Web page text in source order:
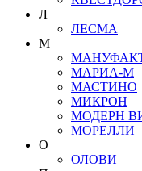
Л
ЛЕСМА
М
МАРИА-М
МАСТИНО
МИКРОН
МОДЕРН
МОРЕЛЛИ
О
ОЛОВИ